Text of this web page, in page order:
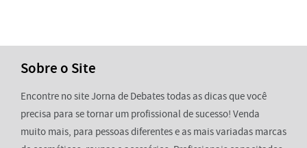
Sobre o Site
Encontre no site Jorna de Debates todas as dicas que você
precisa para se tornar um profissional de sucesso! Venda
muito mais, para pessoas diferentes e as mais variadas marcas